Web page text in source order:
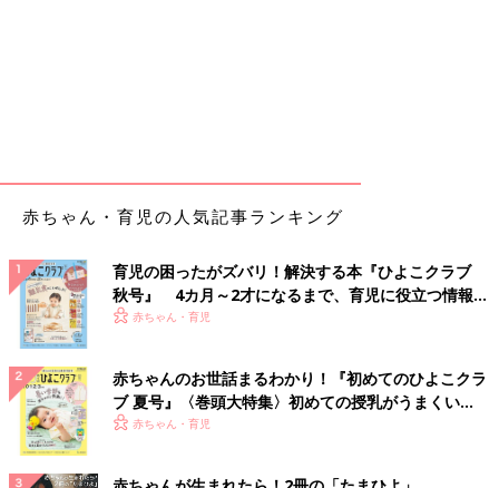
赤ちゃん・育児の人気記事ランキング
育児の困ったがズバリ！解決する本『ひよこクラブ
秋号』 4カ月～2才になるまで、育児に役立つ情報が
いっぱい！
赤ちゃん・育児
赤ちゃんのお世話まるわかり！『初めてのひよこクラ
ブ 夏号』〈巻頭大特集〉初めての授乳がうまくい
く！ おっぱい・ミルクの基本と夏のトラブル 解決テ
赤ちゃん・育児